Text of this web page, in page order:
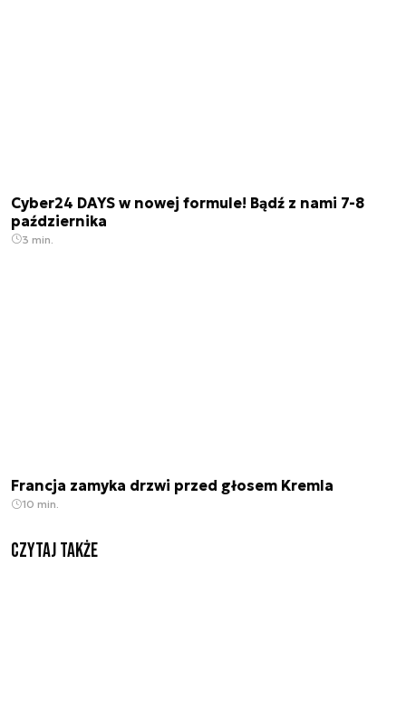
Cyber24 DAYS w nowej formule! Bądź z nami 7-8
października
3 min.
Francja zamyka drzwi przed głosem Kremla
10 min.
Czytaj także